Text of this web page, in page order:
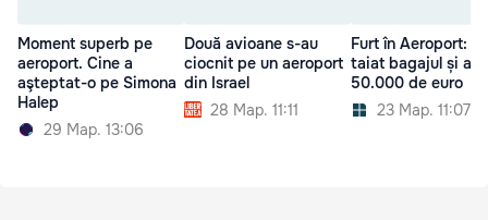
Moment superb pe
aeroport. Cine a
aşteptat-o pe Simona
Halep
29 Мар. 13:06
Două avioane s-au
ciocnit pe un aeroport
din Israel
28 Мар. 11:11
Furt în Aeroport: A
taiat bagajul și a
50.000 de euro
23 Мар. 11:07